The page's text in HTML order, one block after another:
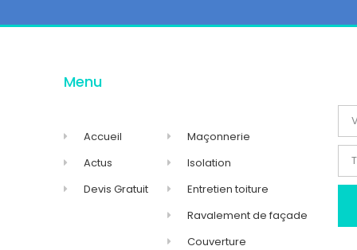
Menu
Accueil
Actus
Devis Gratuit
Maçonnerie
Isolation
Entretien toiture
Ravalement de façade
Couverture